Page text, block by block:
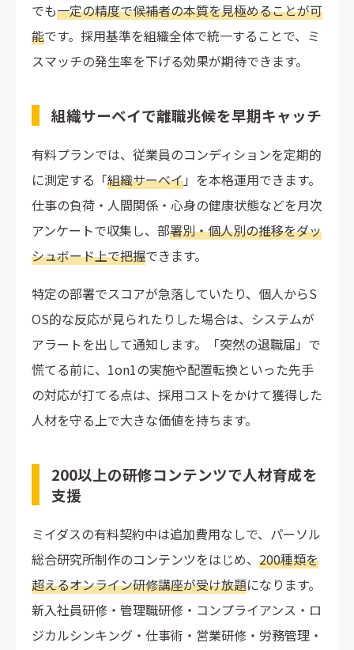
でも一定の精度で候補者の本質を見極めることが可
能です。採用基準を組織全体で統一することで、ミ
スマッチの発生率を下げる効果が期待できます。
組織サーベイで離職兆候を早期キャッチ
有料プランでは、従業員のコンディションを定期的
に測定する「組織サーベイ」を本格運用できます。
仕事の負荷・人間関係・心身の健康状態などを月次
アンケートで収集し、部署別・個人別の推移をダッ
シュボード上で把握できます。
特定の部署でスコアが急落していたり、個人からS
OS的な反応が見られたりした場合は、システムが
アラートを出して通知します。「突然の退職届」で
慌てる前に、1on1の実施や配置転換といった先手
の対応が打てる点は、採用コストをかけて獲得した
人材を守る上で大きな価値を持ちます。
200以上の研修コンテンツで人材育成を
支援
ミイダスの有料契約中は追加費用なしで、パーソル
総合研究所制作のコンテンツをはじめ、 200種類を
超えるオンライン研修講座が受け放題になります。
新入社員研修・管理職研修・コンプライアンス・ロ
ジカルシンキング・仕事術・営業研修・労務管理・